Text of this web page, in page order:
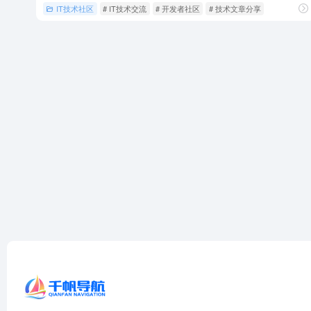
IT技术社区 # IT技术交流 # 开发者社区 # 技术文章分享